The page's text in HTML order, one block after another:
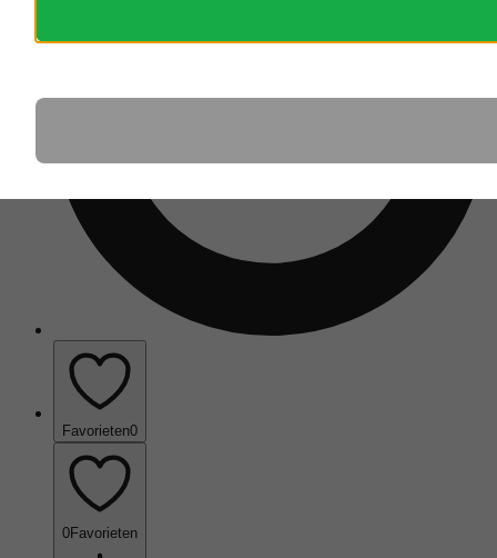
Favorieten0
0Favorieten